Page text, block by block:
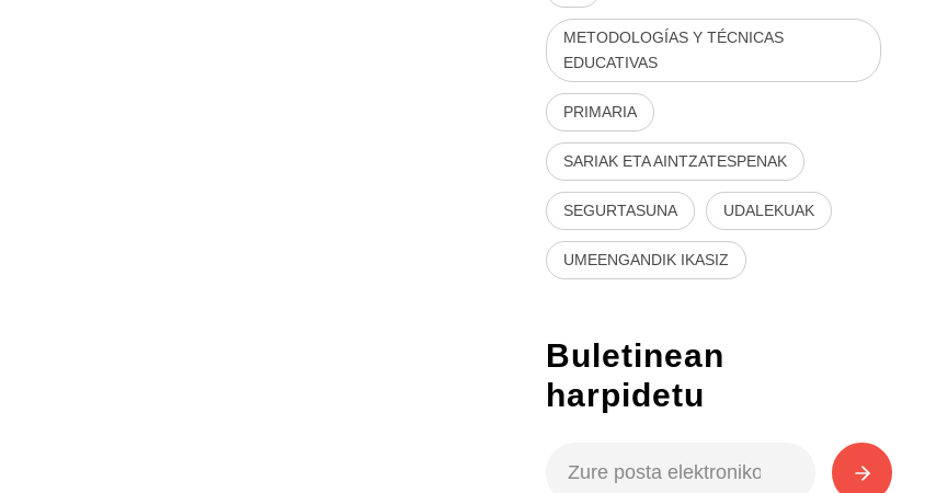
METODOLOGÍAS Y TÉCNICAS
EDUCATIVAS
PRIMARIA
SARIAK ETA AINTZATESPENAK
SEGURTASUNA UDALEKUAK
UMEENGANDIK IKASIZ
Buletinean
harpidetu